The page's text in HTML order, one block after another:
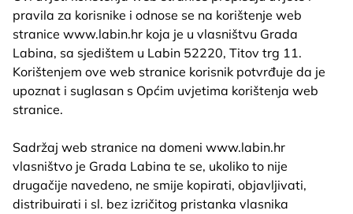
pravila za korisnike i odnose se na korištenje web
stranice www.labin.hr koja je u vlasništvu Grada
Labina, sa sjedištem u Labin 52220, Titov trg 11.
Korištenjem ove web stranice korisnik potvrđuje da je
upoznat i suglasan s Općim uvjetima korištenja web
stranice.
Sadržaj web stranice na domeni www.labin.hr
vlasništvo je Grada Labina te se, ukoliko to nije
drugačije navedeno, ne smije kopirati, objavljivati,
distribuirati i sl. bez izričitog pristanka vlasnika